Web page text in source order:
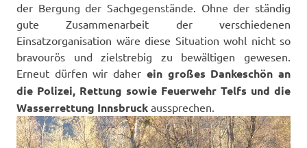
der Bergung der Sachgegenstände. Ohne der ständig
gute Zusammenarbeit der verschiedenen
Einsatzorganisation wäre diese Situation wohl nicht so
bravourös und zielstrebig zu bewältigen gewesen.
Erneut dürfen wir daher ein großes Dankeschön an
die Polizei, Rettung sowie Feuerwehr Telfs und die
Wasserrettung Innsbruck aussprechen.